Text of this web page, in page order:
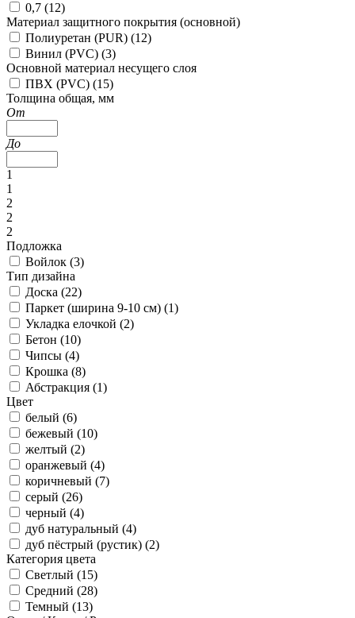
0,7 (12)
Материал защитного покрытия (основной)
Полиуретан (PUR) (12)
Винил (PVC) (3)
Основной материал несущего слоя
ПВХ (PVC) (15)
Толщина общая, мм
От
До
1
1
2
2
2
Подложка
Войлок (3)
Тип дизайна
Доска (22)
Паркет (ширина 9-10 см) (1)
Укладка елочкой (2)
Бетон (10)
Чипсы (4)
Крошка (8)
Абстракция (1)
Цвет
белый (6)
бежевый (10)
желтый (2)
оранжевый (4)
коричневый (7)
серый (26)
черный (4)
дуб натуральный (4)
дуб пёстрый (рустик) (2)
Категория цвета
Светлый (15)
Средний (28)
Темный (13)